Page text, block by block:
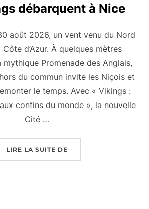
débarquent à Nice
août 2026, un vent venu du Nord
d’Azur. À quelques mètres
mythique Promenade des Anglais,
du commun invite les Niçois et
le temps. Avec « Vikings :
confins du monde », la nouvelle
Cité …
LIRE LA SUITE DE« LES VIKINGS